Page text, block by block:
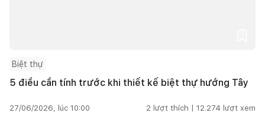
Biệt thự
5 điều cần tính trước khi thiết kế biệt thự hướng Tây
27/06/2026, lúc 10:00 2 lượt thích | 12.274 lượt xem